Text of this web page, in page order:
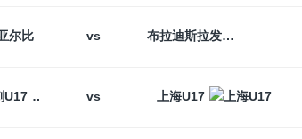
尔比 vs 布拉迪斯拉发
托特纳姆热刺U17
vs 上海U17